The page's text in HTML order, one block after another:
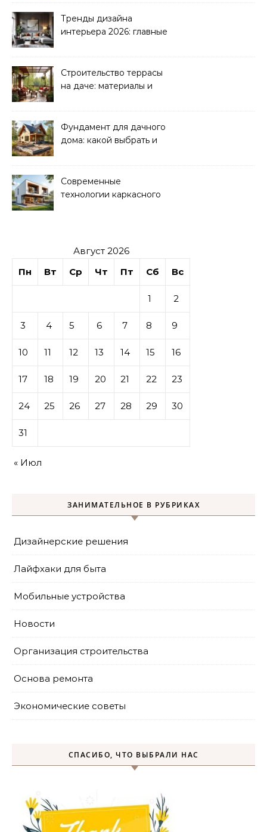
Тренды дизайна
интерьера 2026: главные
Строительство террасы
на даче: материалы и
Фундамент для дачного
дома: какой выбрать и
Современные
технологии каркасного
Август 2026
Пн
Вт Ср Чт Пт Сб Вс
1 2
3 4 5 6 7 8 9
10 11 12 13 14 15 16
17 18 19 20 21 22 23
24 25 26 27 28 29 30
31
« Июл
ЗАНИМАТЕЛЬНОЕ В РУБРИКАХ
Дизайнерские решения
Лайфхаки для быта
Мобильные устройства
Новости
Организация строительства
Основа ремонта
Экономические советы
СПАСИБО, ЧТО ВЫБРАЛИ НАС